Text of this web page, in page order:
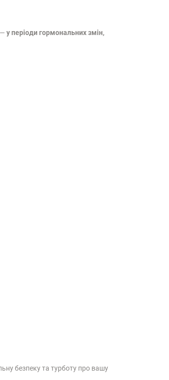
у періоди гормональних змін,
безпеку та турботу про вашу